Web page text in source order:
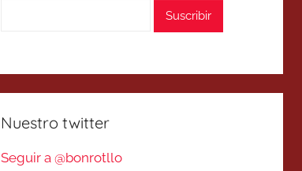
Nuestro twitter
Seguir a @bonrotllo